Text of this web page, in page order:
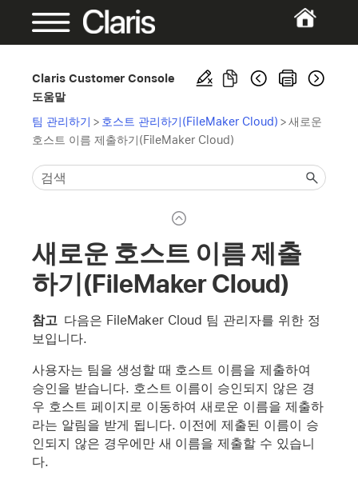
Claris Customer Console
도움말
팀 관리하기 > 호스트 관리하기(FileMaker Cloud) >새로운
호스트 이름 제출하기(FileMaker Cloud)
새로운 호스트 이름 제출
하기(FileMaker Cloud)
참고 다음은 FileMaker Cloud 팀 관리자를 위한 정
보입니다.
사용자는 팀을 생성할 때 호스트 이름을 제출하여
승인을 받습니다. 호스트 이름이 승인되지 않은 경
우 호스트 페이지로 이동하여 새로운 이름을 제출하
라는 알림을 받게 됩니다. 이전에 제출된 이름이 승
인되지 않은 경우에만 새 이름을 제출할 수 있습니
다.